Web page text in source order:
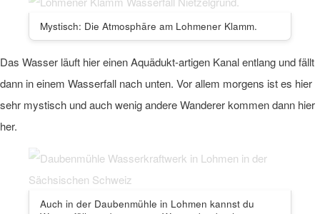
Mystisch: Die Atmosphäre am Lohmener Klamm.
Das Wasser läuft hier einen Aquädukt-artigen Kanal entlang und fällt
dann in einem Wasserfall nach unten. Vor allem morgens ist es hier
sehr mystisch und auch wenig andere Wanderer kommen dann hier
her.
Auch in der Daubenmühle in Lohmen kannst du